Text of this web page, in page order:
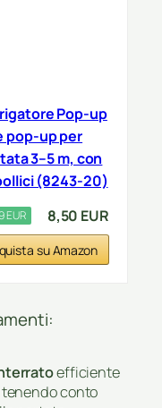
Pop-up
pop-up per
3–5 m, con
(8243-20)
EUR 8,50 EUR
su Amazon
efficiente
conto